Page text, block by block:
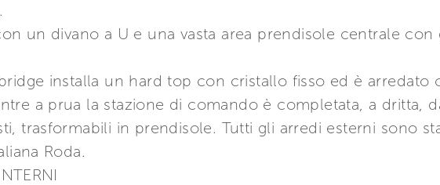
un divano a U e una vasta area prendisole centrale con
installa un hard top con cristallo fisso ed è
a prua la stazione di comando è completata, a dritta,
trasformabili in prendisole. Tutti gli arredi esterni sono
Roda.